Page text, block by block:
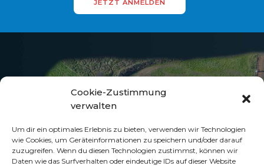
Cookie-Zustimmung
verwalten
Um dir ein optimales Erlebnis zu bieten, verwenden wir Technologien
wie Cookies, um Geräteinformationen zu speichern und/oder darauf
zuzugreifen. Wenn du diesen Technologien zustimmst, können wir
Daten wie das Surfverhalten oder eindeutige IDs auf dieser Website
JETZT ANMELDEN
UNSEREINFOSEITEN